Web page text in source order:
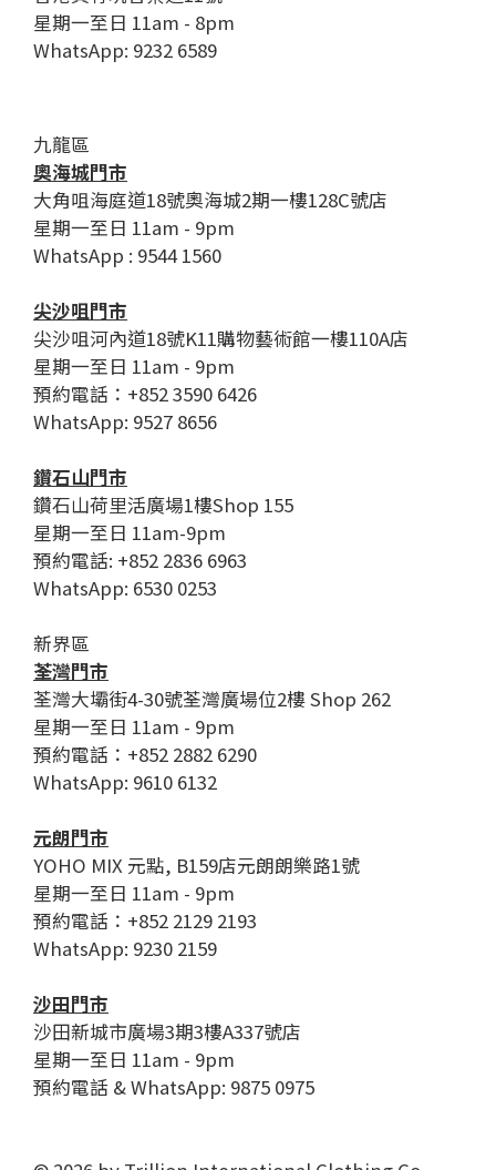
星期一至日 11am - 8pm
WhatsApp: 9232 6589
九龍區
奧海城門市
大角咀海庭道18號奧海城2期一樓128C號店
星期一至日 11am - 9pm
WhatsApp : 9544 1560
尖沙咀門市
尖沙咀河內道18號K11購物藝術館一樓110A店
星期一至日 11am - 9pm
預約電話：+852 3590 6426
WhatsApp: 9527 8656
鑽石山門市
鑽石山荷里活廣場1樓Shop 155
星期一至日 11am-9pm
預約電話: +852 2836 6963
WhatsApp: 6530 0253
新界區
荃灣門市
荃灣大壩街4-30號荃灣廣場位2樓 Shop 262
星期一至日 11am - 9pm
預約電話：+852 2882 6290
WhatsApp: 9610 6132
元朗門市
YOHO MIX 元點, B159店元朗朗樂路1號
星期一至日 11am - 9pm
預約電話：+852 2129 2193
WhatsApp: 9230 2159
沙田門市
沙田新城市廣場3期3樓A337號店
星期一至日 11am - 9pm
預約電話 & WhatsApp: 9875 0975